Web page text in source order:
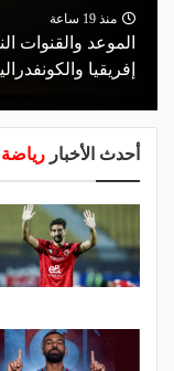
منذ 19 ساعة
الموعد والقنوات
إفريقيا
أحدث الأخبار رياضة